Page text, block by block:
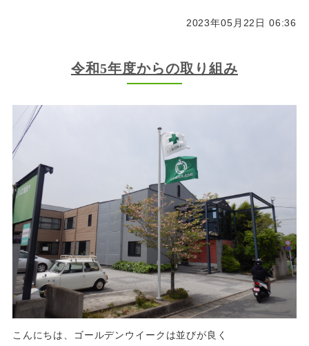
2023年05月22日 06:36
令和5年度からの取り組み
こんにちは、ゴールデンウイークは並びが良く